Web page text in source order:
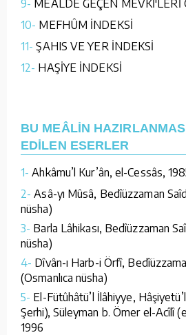
9- MEALDE GEÇEN MEVKİ'LERİ
10- MEFHÛM İNDEKSİ
11-ŞAHIS VE YER İNDEKSİ
12- HAŞİYE İNDEKSİ
BU MEÂLİN
EDİLEN ESERLER
1-Ahkâmu’l Kur’ân, el-Cessâs,
2-Asâ-yı Mûsâ, Bedîüzzaman
nüsha)
3- Barla Lâhikası, Bedîüzzaman
nüsha)
4- Dîvân-ı Harb-i Örfî,
(Osmanlıca nüsha)
5- El-Fütûhâtü’l İlâhiyye,
Şerhi), Süleyman b. Ömer el-Acîlî
1996